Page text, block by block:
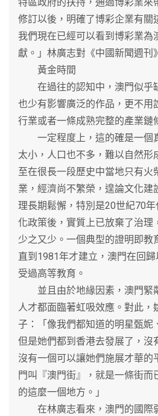
修訂以後，明確了博彩企業有關
我們現在已經可以看到博彩業為
獻。」林廣志對《中國新聞週刊
黃金時間
在過往的認知中，澳門似乎
也少有影響廣泛的作品，更不用
行業或者一條成熟完整的產業鏈
一定程度上，這的確是一個
太小，人口也不多，難以自然形
至在很長一段歷史中當地只有火
業，經濟尚不繁榮，遑論文化建
理長期鬆懈，特別是20世紀70
化政策後，實質上已放棄了治理
少之又少。一個典型的證明即教
直到1981年才建立，澳門在回
受過高等教育。
並且由於地緣因素，澳門緊
人才都面臨著虹吸效應。對此，
子：「像我們都知道的明星甄妮
但是她們都到香港去發展了，沒
沒有一個可以讓她們施展才華的
門叫『澳門街』，就是一條街而
的這麼一個地方。」
在林廣志看來，澳門的國際